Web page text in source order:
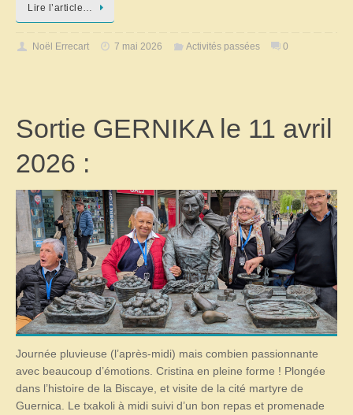
Lire l’article…
Noël Errecart 7 mai 2026 Activités passées 0
Sortie GERNIKA le 11 avril
2026 :
Journée pluvieuse (l’après-midi) mais combien passionnante
avec beaucoup d’émotions. Cristina en pleine forme ! Plongée
dans l’histoire de la Biscaye, et visite de la cité martyre de
Guernica. Le txakoli à midi suivi d’un bon repas et promenade